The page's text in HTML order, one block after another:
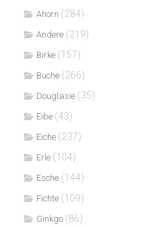
Ahorn (284)
Andere (219)
Birke (157)
Buche (266)
Douglasie (35)
Eibe (43)
Eiche (237)
Erle (104)
Esche (144)
Fichte (109)
Ginkgo (86)